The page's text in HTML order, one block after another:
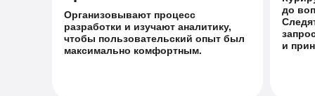
Организовывают процесс
разработки и изучают аналитику,
чтобы пользовательский опыт был
максимально комфортным.
до
и